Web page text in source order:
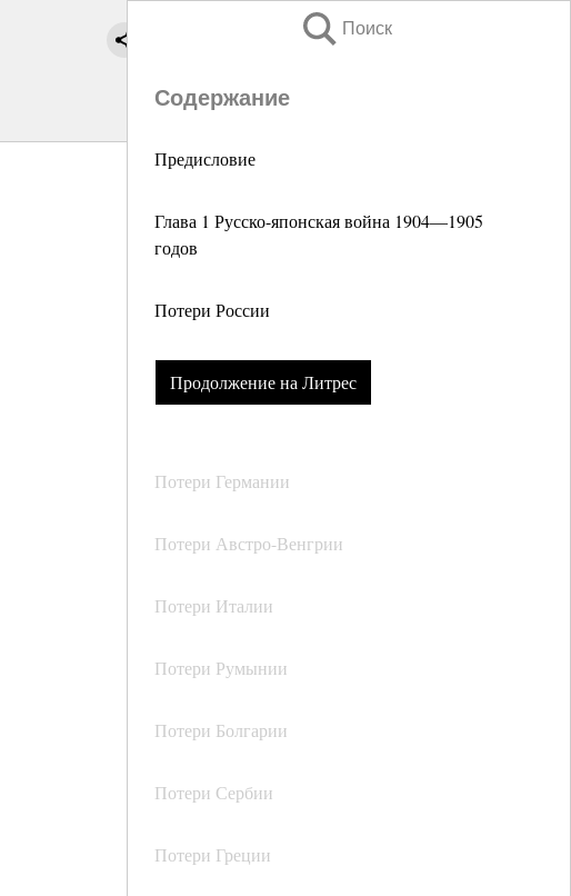
Поиск
Содержание
Предисловие
Глава 1 Русско-японская война 1904—1905
годов
Потери России
Продолжение на Литрес
Потери Германии
Потери Австро-Венгрии
Потери Италии
Потери Румынии
Потери Болгарии
Потери Сербии
Потери Греции